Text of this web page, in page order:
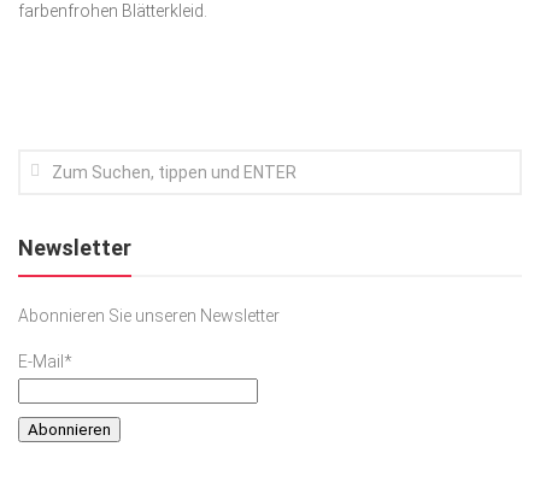
Kunst & Kultur
SACHSEN IN PARIS
farbenfrohen Blätterkleid.
Newsletter
Abonnieren Sie unseren Newsletter
E-Mail*